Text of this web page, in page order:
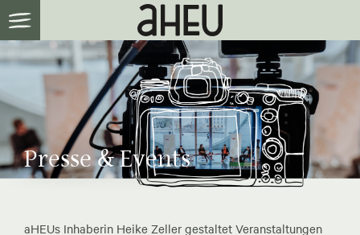
Presse & Events
aHEUs Inhaberin Heike Zeller gestaltet Veranstaltungen